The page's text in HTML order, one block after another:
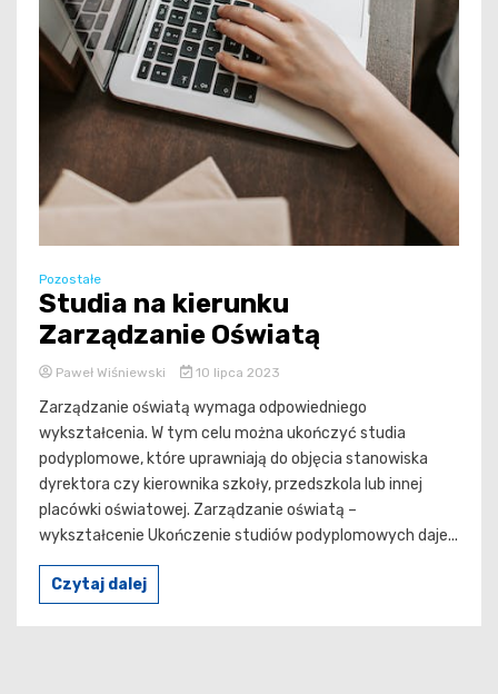
Pozostałe
Studia na kierunku
Zarządzanie Oświatą
Paweł Wiśniewski 10 lipca 2023
Zarządzanie oświatą wymaga odpowiedniego
wykształcenia. W tym celu można ukończyć studia
podyplomowe, które uprawniają do objęcia stanowiska
dyrektora czy kierownika szkoły, przedszkola lub innej
placówki oświatowej. Zarządzanie oświatą –
wykształcenie Ukończenie studiów podyplomowych daje...
Czytaj dalej